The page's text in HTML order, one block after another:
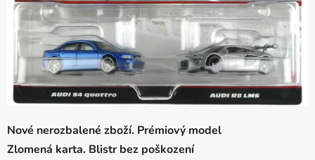
Nové nerozbalené zboží. Prémiový model
Zlomená karta. Blistr bez poškození